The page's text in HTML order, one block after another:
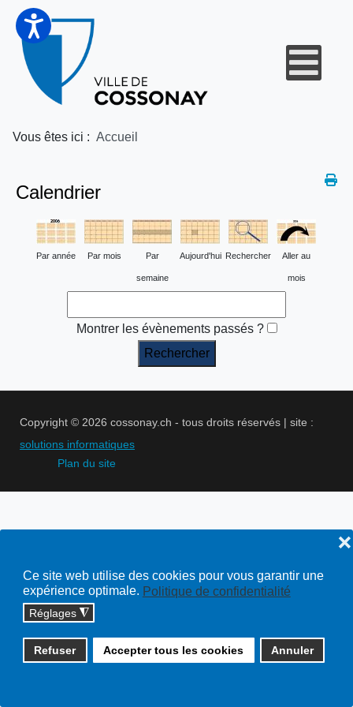
Ce site web utilise des cookies pour vous garantir une
expérience optimale. Politique de confidentialité
Réglages ◮
Refuser Accepter tous les cookies Annuler
❌
Vous êtes ici : Accueil
Calendrier
Par année Par mois Par
semaine
Aujourd'hui Rechercher Aller au
mois
Montrer les évènements passés ?
Copyright © 2026 cossonay.ch - tous droits réservés | site :
solutions informatiques
Plan du site